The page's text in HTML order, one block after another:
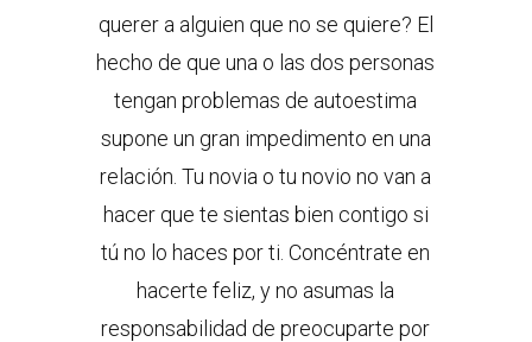
querer a alguien que no se quiere? El
hecho de que una o las dos personas
tengan problemas de autoestima
supone un gran impedimento en una
relación. Tu novia o tu novio no van a
hacer que te sientas bien contigo si
tú no lo haces por ti. Concéntrate en
hacerte feliz, y no asumas la
responsabilidad de preocuparte por